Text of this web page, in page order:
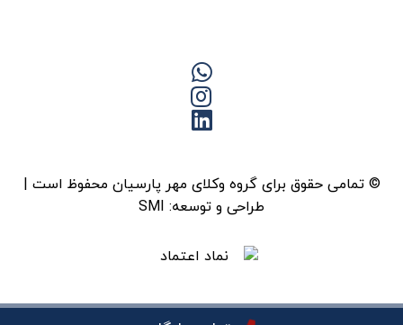
© تمامی حقوق برای گروه وکلای مهر پارسیان محفوظ است |
طراحی و توسعه: SMI